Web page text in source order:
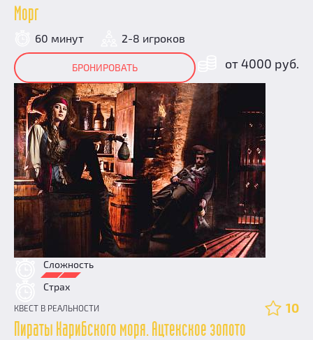
Морг
60 минут 2-8 игроков
от 4000 руб.
БРОНИРОВАТЬ
Сложность
Страх
КВЕСТ В РЕАЛЬНОСТИ 10
Пираты Карибского моря. Ацтекское золото